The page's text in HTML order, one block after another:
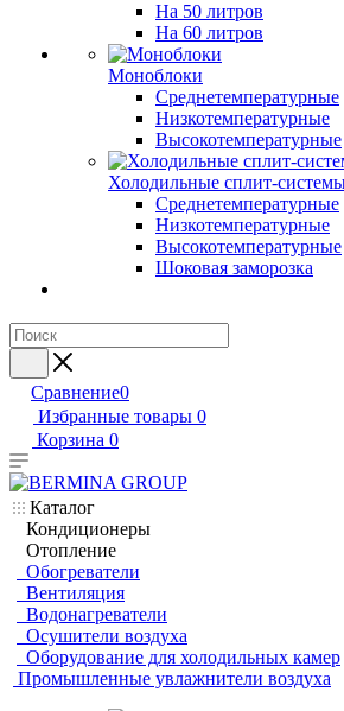
На 50 литров
На 60 литров
Моноблоки
Среднетемпературные
Низкотемпературные
Высокотемпературные
Холодильные сплит-
Среднетемпературные
Низкотемпературные
Высокотемпературные
Шоковая заморозка
Сравнение0
Избранные товары 0
Корзина 0
Каталог
Кондиционеры
Отопление
Обогреватели
Вентиляция
Водонагреватели
Осушители воздуха
Оборудование для холодильных камер
Промышленные увлажнители воздуха